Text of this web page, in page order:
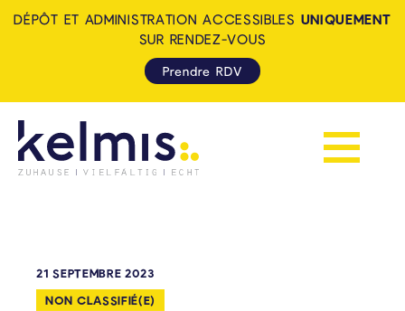
Afficher la
DÉPÔT ET ADMINISTRATION ACCESSIBLES UNIQUEMENT
SUR RENDEZ-VOUS
Prendre RDV
21 SEPTEMBRE 2023
NON CLASSIFIÉ(E)